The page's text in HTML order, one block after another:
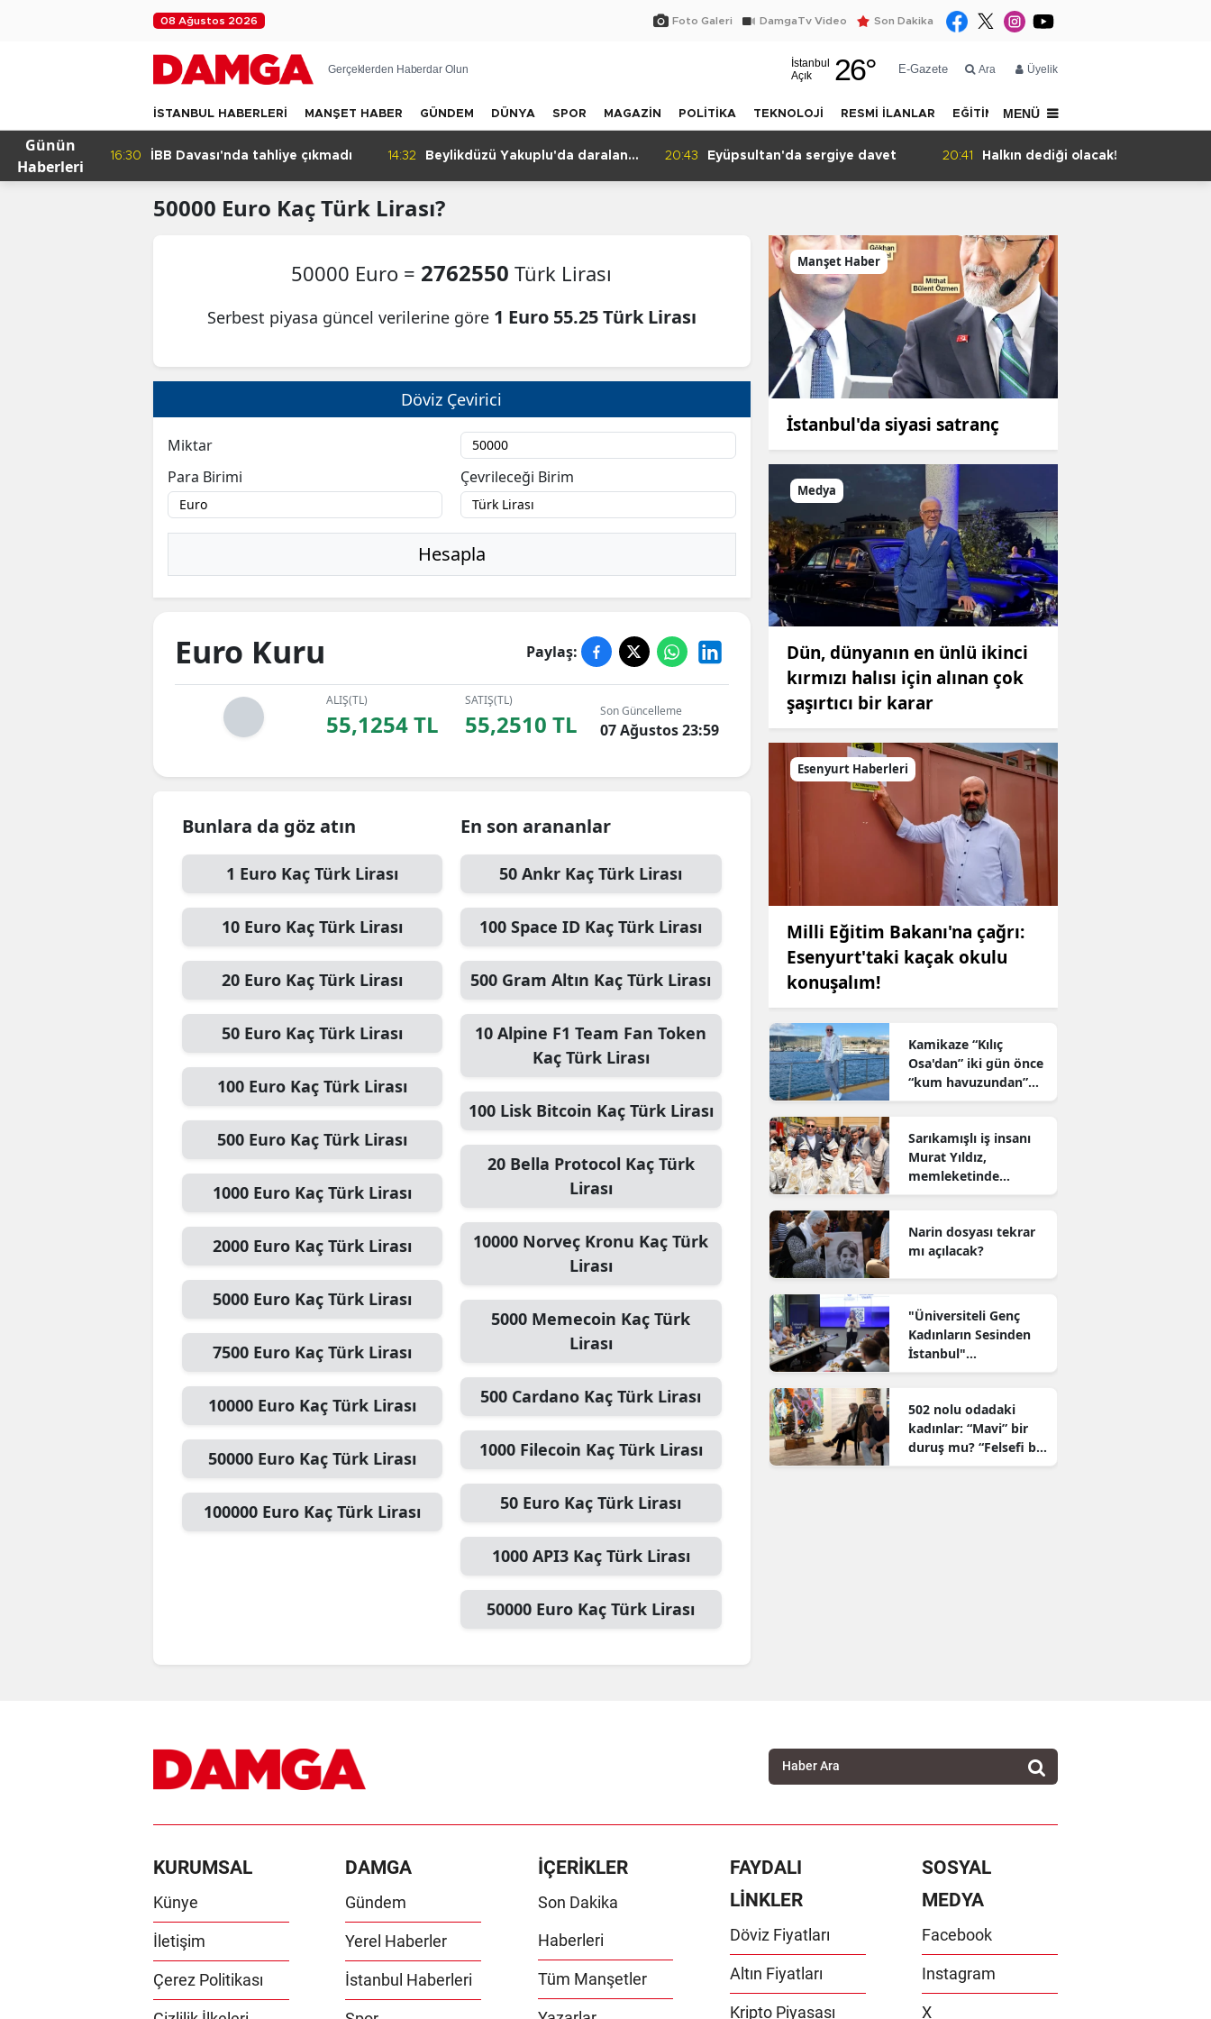
08 Ağustos 2026 Foto Galeri DamgaTv Video Son Dakika
Gerçeklerden Haberdar Olun
İstanbul
Açık
26° E-Gazete Ara Üyelik
İSTANBUL HABERLERİ MANŞET HABER GÜNDEM DÜNYA SPOR MAGAZİN POLİTİKA TEKNOLOJİ RESMİ İLANLAR EĞİTİM YAZARLAR
MENÜ
Günün
Haberleri
16:30 İBB Davası'nda tahliye çıkmadı 14:32
Beylikdüzü Yakuplu'da daralan
20:43 Eyüpsultan'da sergiye davet 20:41 Halkın dediği olacak!
50000 Euro Kaç Türk Lirası?
50000 Euro = 2762550Türk Lirası
Serbest piyasa güncel verilerine göre 1 Euro 55.25 Türk Lirası
Döviz Çevirici
Miktar
Para Birimi
Çevrileceği Birim
Hesapla
Euro Kuru Paylaş:
ALIŞ(TL)
55,1254 TL
SATIŞ(TL)
55,2510 TL Son Güncelleme
07 Ağustos 23:59
Bunlara da göz atın
1 Euro Kaç Türk Lirası
10 Euro Kaç Türk Lirası
20 Euro Kaç Türk Lirası
50 Euro Kaç Türk Lirası
100 Euro Kaç Türk Lirası
500 Euro Kaç Türk Lirası
1000 Euro Kaç Türk Lirası
2000 Euro Kaç Türk Lirası
5000 Euro Kaç Türk Lirası
7500 Euro Kaç Türk Lirası
10000 Euro Kaç Türk Lirası
50000 Euro Kaç Türk Lirası
100000 Euro Kaç Türk Lirası
En son arananlar
50Ankr Kaç Türk Lirası
100Space ID Kaç Türk Lirası
500 Gram Altın Kaç Türk Lirası
10Alpine F1 Team Fan Token
Kaç Türk Lirası
100 Lisk Bitcoin Kaç Türk Lirası
20 Bella Protocol Kaç Türk
Lirası
10000 Norveç Kronu Kaç Türk
Lirası
5000 Memecoin Kaç Türk
Lirası
500 Cardano Kaç Türk Lirası
1000 Filecoin Kaç Türk Lirası
50 Euro Kaç Türk Lirası
1000 API3 Kaç Türk Lirası
50000 Euro Kaç Türk Lirası
Manşet Haber
İstanbul'da siyasi satranç
Medya
Dün, dünyanın en ünlü ikinci
kırmızı halısı için alınan çok
şaşırtıcı bir karar
Esenyurt Haberleri
Milli Eğitim Bakanı'na çağrı:
Esenyurt'taki kaçak okulu
konuşalım!
Kamikaze “Kılıç
Osa'dan” iki gün önce
“kum havuzundan”
kaçan 2 firari nereye
Sarıkamışlı iş insanı
Murat Yıldız,
memleketinde
yüzlerce çocuğun
oldu
Narin dosyası tekrar
mı açılacak?
"Üniversiteli Genç
Kadınların Sesinden
İstanbul"
araştırmasının
502 nolu odadaki
kadınlar: “Mavi” bir
duruş mu? “Felsefi bir
genel ev” mi?
KURUMSAL
Künye
İletişim
Çerez Politikası
DAMGA
Gündem
Yerel Haberler
İstanbul Haberleri
İÇERİKLER
Son Dakika
Haberleri
Tüm Manşetler
FAYDALI
LİNKLER
Döviz Fiyatları
Altın Fiyatları
Kripto Piyasası
SOSYAL
MEDYA
Facebook
Instagram
X